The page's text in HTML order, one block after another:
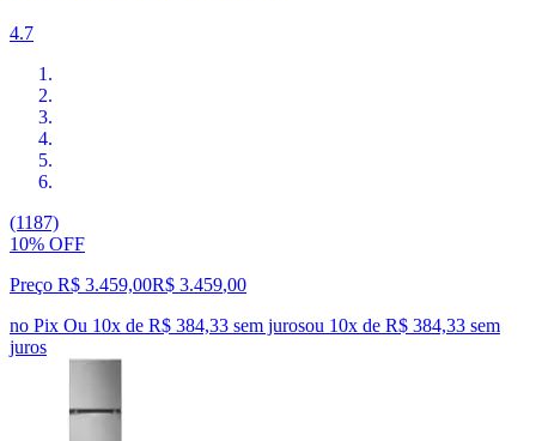
4.7
(1187)
10% OFF
Preço R$ 3.459,00R$ 3.459,00
no Pix Ou 10x de R$ 384,33 sem jurosou 10x de R$ 384,33 sem
juros